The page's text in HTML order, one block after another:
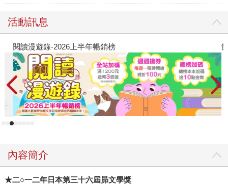
活動訊息
閱讀漫遊錄-2026上半年暢銷榜
內容簡介
★二○一二年日本第三十六屆昴文學獎